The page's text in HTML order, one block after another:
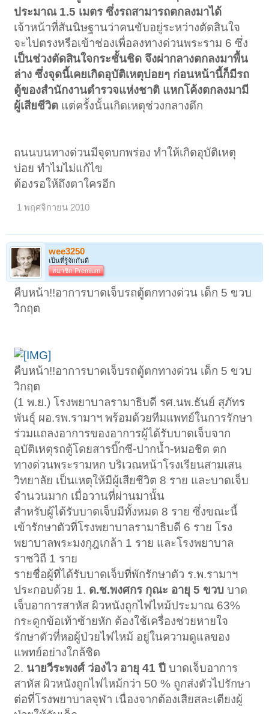
ประมาณ 1.5 เมตร ซึ่งรถสามารถตกลงมาได้
เจ้าหน้าที่สันนิษฐานว่าคนขับอยู่ระหว่างตัดสินใจ
จะไปตรงหรือเข้าช่องเพื่อลงทางด่วนพระราม 6 ซึ่ง
เป็นช่วงตัดสินใจกระชั้นชิด จึงผ่ากลางตกลงมาพื้น
ล่าง ซึ่งจุดนี้เคยเกิดอุบัติเหตุบ่อยๆ ก่อนหน้านี้ก็มีรถ
ตู้ของสำนักงานตำรวจแห่งชาติ แหกโค้งตกลงมามี
ผู้เสียชีวิต แต่ครั้งนั้นเกิดเหตุช่วงกลางดึก
ถนนบนทางด่วนมีจุดบกพร่อง ทำให้เกิดอุบัติเหตุ
บ่อย ทำไมไม่แก้ไข
ต้องรอให้ถึงตาใครอีก
1 พฤศจิกายน 2010
wee3250
เป็นที่รู้จักกันดี
สมาชิก Premium
คืบหน้า!!อาการบาดเจ็บรถตู้ตกทางด่วน เด็ก 5 ขวบ
วิกฤต
คืบหน้า!!อาการบาดเจ็บรถตู้ตกทางด่วน เด็ก 5 ขวบ
วิกฤต
(1 พ.ย.) โรงพยาบาลรามาธิบดี รศ.นพ.ธันย์ สุภัทร
พันธุ์ ผอ.รพ.รามาฯ พร้อมด้วยทีมแพทย์ในการรักษา
ร่วมแถลงอาการของอาการผู้ได้รับบาดเจ็บจาก
อุบัติเหตุรถตู้โดยสารบิ๊กซี-ปากน้ำ-หมอชิต ตก
ทางด่วนพระรามหก บริเวณหน้าโรงเรียนสามเสน
วิทยาลัย เป็นเหตุให้มีผู้เสียชีวิต 8 ราย และบาดเจ็บ
จำนวนมาก เมื่อวานที่ผ่านมานั้น
สำหรับผู้ได้รับบาดเจ็บมีทั้งหมด 8 ราย ซึ่งขณะนี้
เข้ารักษาตัวที่โรงพยาบาลรามาธิบดี 6 ราย โรง
พยาบาลพระมงกุฎเกล้า 1 ราย และโรงพยาบาล
ราชวิถี 1 ราย
รายชื่อผู้ที่ได้รับบาดเจ็บที่พักรักษาตัว ร.พ.รามาฯ
ประกอบด้วย 1. ด.ช.พงศกร กุณะ อายุ 5 ขวบบาด
เจ็บอาการสาหัส ผิวหนังถูกไฟไหม้ประมาณ 63%
กระดูกข้อเท้าซ้ายหัก ต้องใช้เครื่องช่วยหายใจ
รักษาตัวที่หอผู้ป่วยไฟไหม้ อยู่ในความดูแลของ
แพทย์อย่างใกล้ชิด
2. นายวีระพงศ์ ว่องไว อายุ 41 ปี บาดเจ็บอาการ
สาหัส ผิวหนังถูกไฟไหม้กว่า 50 % ถูกส่งตัวไปรักษา
ต่อที่โรงพยาบาลจุฬา เนื่องจากต้องเสียสละเตียงผู้